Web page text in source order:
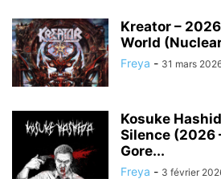
Kreator –
World
Freya - 31 mars
Kosuke
Silence (2026
Gore...
Freya - 3 février